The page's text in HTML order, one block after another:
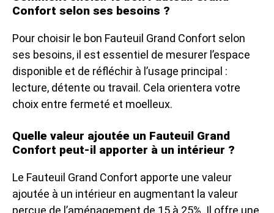
Confort selon ses besoins ?
Pour choisir le bon Fauteuil Grand Confort selon
ses besoins, il est essentiel de mesurer l’espace
disponible et de réfléchir à l’usage principal :
lecture, détente ou travail. Cela orientera votre
choix entre fermeté et moelleux.
Quelle valeur ajoutée un Fauteuil Grand
Confort peut-il apporter à un intérieur ?
Le Fauteuil Grand Confort apporte une valeur
ajoutée à un intérieur en augmentant la valeur
perçue de l’aménagement de 15 à 25%. Il offre une